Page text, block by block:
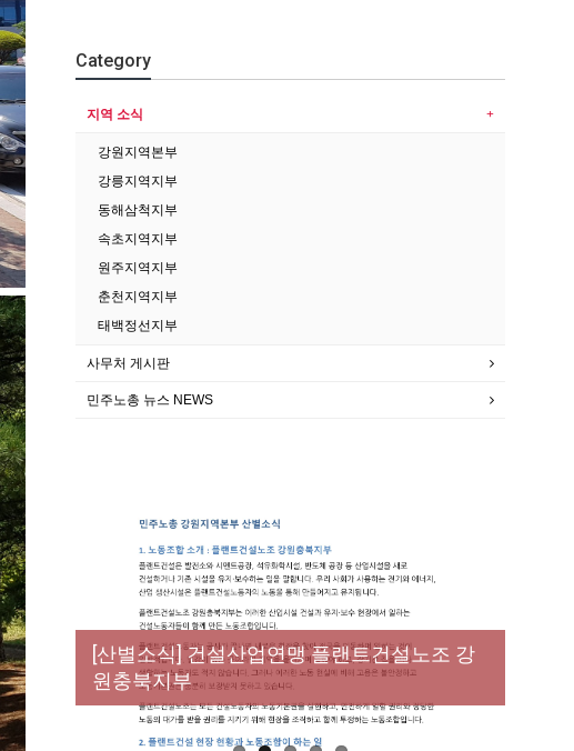
Category
지역 소식
강원지역본부
강릉지역지부
동해삼척지부
속초지역지부
원주지역지부
춘천지역지부
태백정선지부
사무처 게시판
민주노총 뉴스 NEWS
[성명] 막을 수 있었던 죽음, HL만도가 책임져
라 : 청년노동자 사망사고의 철저한 진상규명
과 재발방지 대책 마련하라
[산별소식] 건설산업연맹 플랜트건설노조 강
원충북지부
[강릉,속초,원주,춘천] 폭염감시단 사업 이모저
모
[조합원☆인터뷰] 서비스연맹 전국학교비정
규직노동조합 강원지부 김유미 춘천지회장
[본부소식] 강원지역 노동자 합창단 모임